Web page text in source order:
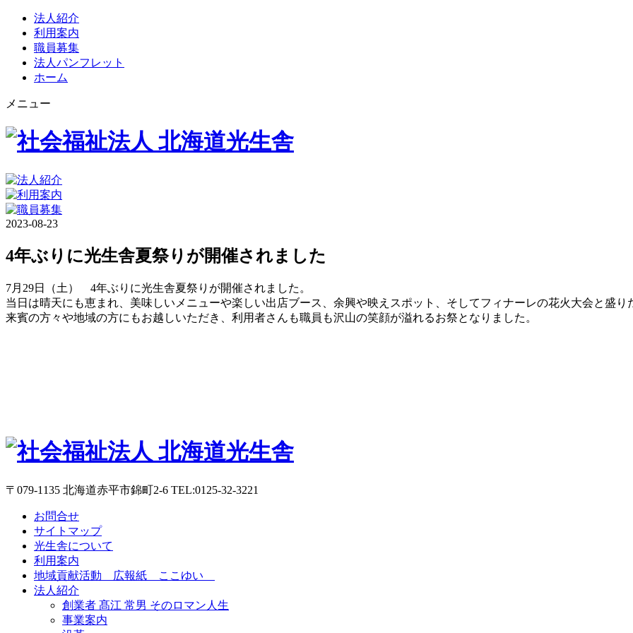
法人紹介
利用案内
職員募集
法人パンフレット
ホーム
メニュー
2023-08-23
4年ぶりに光生舎夏祭りが開催されました
7月29日（土） 4年ぶりに光生舎夏祭りが開催されました。
当日は晴天にも恵まれ、美味しいメニューや楽しい出店ブース、余興や映えスポット、そしてフィナーレの花火大会と盛り
来賓の方々や地域の方にもお越しいただき、利用者さんも職員も沢山の笑顔が溢れるお祭となりました。
〒079-1135 北海道赤平市錦町2-6 TEL:0125-32-3221
お問合せ
サイトマップ
光生舎について
利用案内
地域貢献活動 広報紙 ここゆい
法人紹介
創業者 髙江 常男 そのロマン人生
事業案内